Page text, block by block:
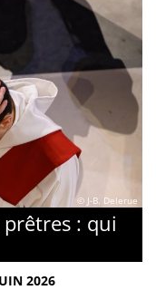
© J-B. Delerue
: qui
2026